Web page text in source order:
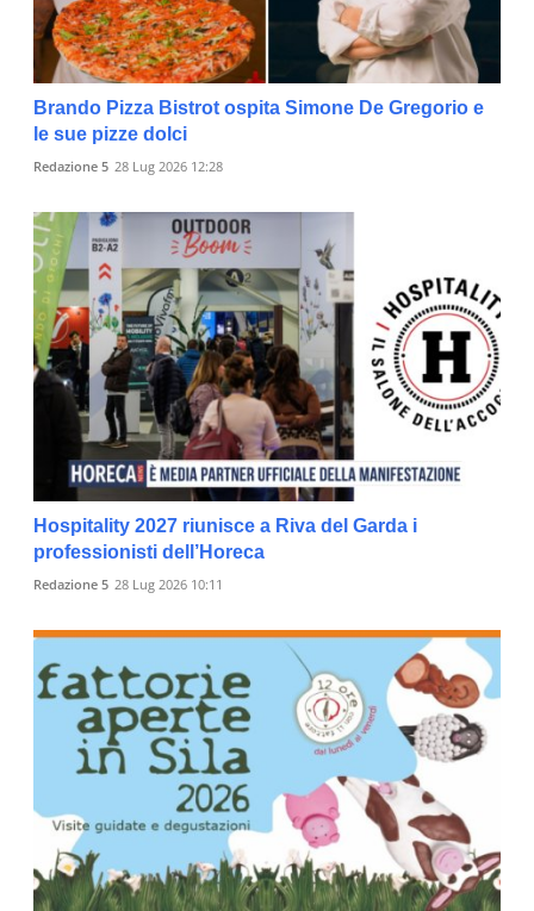
Brando Pizza Bistrot ospita Simone De Gregorio e
le sue pizze dolci
Redazione 5 28 Lug 2026 12:28
Hospitality 2027 riunisce a Riva del Garda i
professionisti dell’Horeca
Redazione 5 28 Lug 2026 10:11